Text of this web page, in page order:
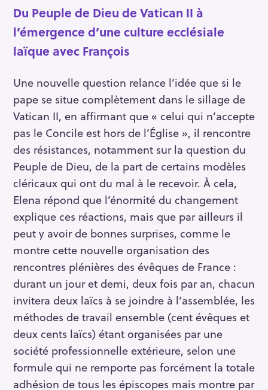
Du Peuple de Dieu de Vatican II à
l’émergence d’une culture ecclésiale
laïque avec François
Une nouvelle question relance l’idée que si le
pape se situe complètement dans le sillage de
Vatican II, en affirmant que « celui qui n’accepte
pas le Concile est hors de l’Église », il rencontre
des résistances, notamment sur la question du
Peuple de Dieu, de la part de certains modèles
cléricaux qui ont du mal à le recevoir. À cela,
Elena répond que l’énormité du changement
explique ces réactions, mais que par ailleurs il
peut y avoir de bonnes surprises, comme le
montre cette nouvelle organisation des
rencontres plénières des évêques de France :
durant un jour et demi, deux fois par an, chacun
invitera deux laïcs à se joindre à l’assemblée, les
méthodes de travail ensemble (cent évêques et
deux cents laïcs) étant organisées par une
société professionnelle extérieure, selon une
formule qui ne remporte pas forcément la totale
adhésion de tous les épiscopes mais montre par